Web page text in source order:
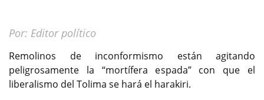
Por: Editor político
Remolinos de inconformismo están agitando
peligrosamente la “mortífera espada” con que el
liberalismo del Tolima se hará el harakiri.